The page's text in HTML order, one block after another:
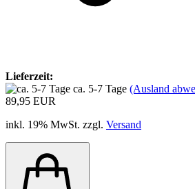
Lieferzeit:
ca. 5-7 Tage (Ausland
89,95 EUR
inkl. 19% MwSt. zzgl. Versand